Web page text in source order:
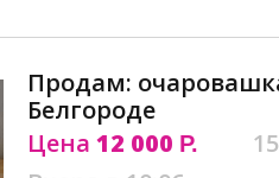
Продам:
Белгороде
Цена 12 000 Р.